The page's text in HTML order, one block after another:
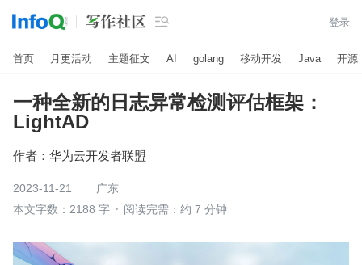
 登录
首页 月更活动 主题征文 AI golang 移动开发 Java 开源
一种全新的日志异常检测评估框架：
LightAD
作者： 华为云开发者联盟
2023-11-21
广东
本文字数：2188 字
阅读完需：约 7 分钟